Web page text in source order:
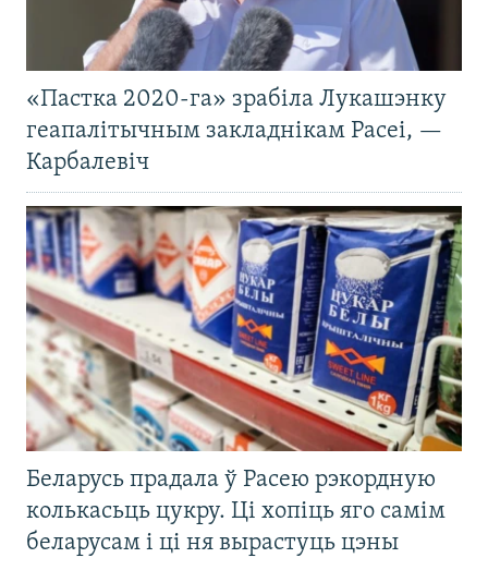
«Пастка 2020-га» зрабіла Лукашэнку
геапалітычным закладнікам Расеі, —
Карбалевіч
Беларусь прадала ў Расею рэкордную
колькасьць цукру. Ці хопіць яго самім
беларусам і ці ня вырастуць цэны